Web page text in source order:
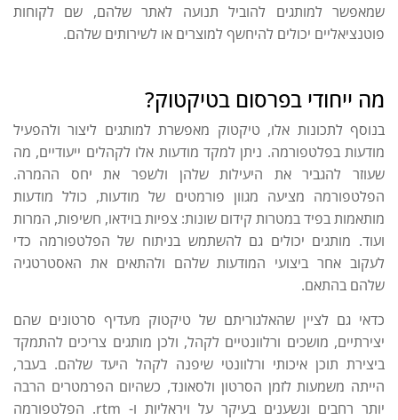
שמאפשר למותגים להוביל תנועה לאתר שלהם, שם לקוחות
פוטנציאליים יכולים להיחשף למוצרים או לשירותים שלהם.
מה ייחודי בפרסום בטיקטוק?
בנוסף לתכונות אלו, טיקטוק מאפשרת למותגים ליצור ולהפעיל
מודעות בפלטפורמה. ניתן למקד מודעות אלו לקהלים ייעודיים, מה
שעוזר להגביר את היעילות שלהן ולשפר את יחס ההמרה.
הפלטפורמה מציעה מגוון פורמטים של מודעות, כולל מודעות
מותאמות בפיד במטרות קידום שונות: צפיות בוידאו, חשיפות, המרות
ועוד. מותגים יכולים גם להשתמש בניתוח של הפלטפורמה כדי
לעקוב אחר ביצועי המודעות שלהם ולהתאים את האסטרטגיה
שלהם בהתאם.
כדאי גם לציין שהאלגוריתם של טיקטוק מעדיף סרטונים שהם
יצירתיים, מושכים ורלוונטיים לקהל, ולכן מותגים צריכים להתמקד
ביצירת תוכן איכותי ורלוונטי שיפנה לקהל היעד שלהם. בעבר,
הייתה משמעות לזמן הסרטון ולסאונד, כשהיום הפרמטרים הרבה
יותר רחבים ונשענים בעיקר על ויראליות ו- rtm. הפלטפורמה